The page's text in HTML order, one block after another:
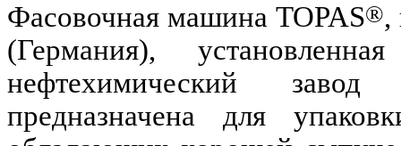
Фасовочная машина TOPAS®,
(Германия),
нефтехимический завод
предназначена для